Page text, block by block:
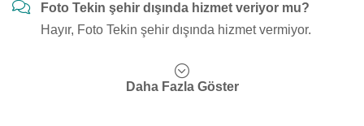
Foto Tekin şehir dışında hizmet veriyor mu?
Hayır, Foto Tekin şehir dışında hizmet vermiyor.
Daha Fazla Göster